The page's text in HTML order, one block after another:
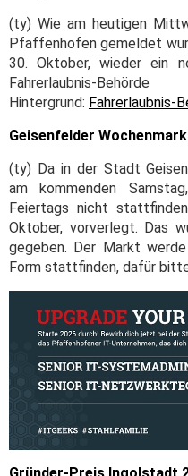
(ty) Wie am heutigen
Pfaffenhofen gemeldet
30. Oktober, wieder ein
Fahrerlaubnis-
Hintergrund: Fahrerlaubnis-
Geisenfelder
(ty) Da in der Stadt
am kommenden
Feiertags nicht
Oktober, vorverlegt. Das
gegeben. Der Markt
Form stattfinden, dafür